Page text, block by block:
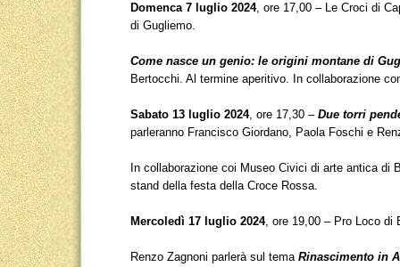
Domenca 7 luglio 2024, ore 17,00 – Le Croci di
di Gugliemo.
Come nasce un genio: le origini montane di
Bertocchi. Al termine aperitivo. In collaborazione
Sabato 13 luglio 2024, ore 17,30 – Due torri
parleranno Francisco Giordano, Paola Foschi e
In collaborazione coi Museo Civici di arte antica di
stand della festa della Croce Rossa.
Mercoledì 17 luglio 2024, ore 19,00 – Pro Loco di
Renzo Zagnoni parlerà sul tema Rinascimento in